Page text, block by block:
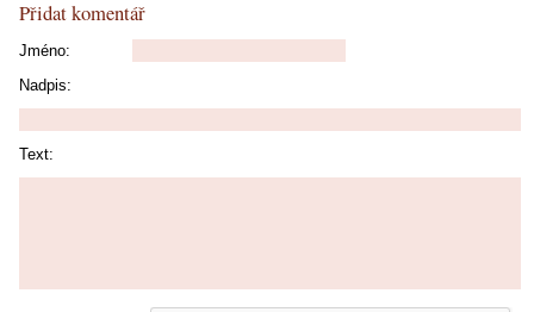
Přidat komentář
Jméno:
Nadpis:
Text: